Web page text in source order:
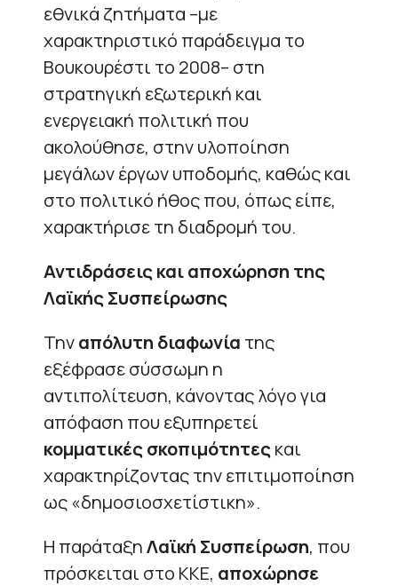
εθνικά ζητήματα –με
χαρακτηριστικό παράδειγμα το
Βουκουρέστι το 2008– στη
στρατηγική εξωτερική και
ενεργειακή πολιτική που
ακολούθησε, στην υλοποίηση
μεγάλων έργων υποδομής, καθώς και
στο πολιτικό ήθος που, όπως είπε,
χαρακτήρισε τη διαδρομή του.
Αντιδράσεις και αποχώρηση της
Λαϊκής Συσπείρωσης
Τηναπόλυτη διαφωνία της
εξέφρασε σύσσωμη η
αντιπολίτευση, κάνοντας λόγο για
απόφαση που εξυπηρετεί
κομματικές σκοπιμότητεςκαι
χαρακτηρίζοντας την επιτιμοποίηση
ως «δημοσιοσχετίστικη».
Η παράταξηΛαϊκή Συσπείρωση, που
πρόσκειται στο ΚΚΕ, αποχώρησε